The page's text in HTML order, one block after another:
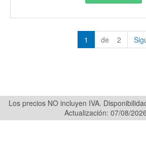
1 de 2
Los precios NO incluyen IVA.
Actualización: 07/08/